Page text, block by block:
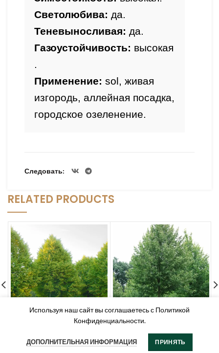
Светолюбива: да.
Теневыносливая: да.
Газоустойчивость: высокая
.
Применение: sol, живая
изгородь, аллейная посадка,
городское озеленение.
Следовать
RELATED PRODUCTS
cordata)
Оранж” (Tilla cordata
“Winter Orange”)
Используя наш сайт вы соглашаетесь с Политикой
Конфиденциальности.
ДОПОЛНИТЕЛЬНАЯ ИНФОРМАЦИЯ ПРИНЯТЬ